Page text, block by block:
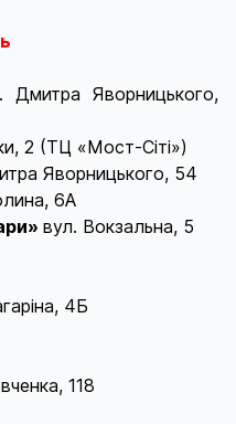
Дмитра Яворницького,
2 (ТЦ «Мост-Сіті»)
Яворницького, 54
6А
вул. Вокзальна, 5
4Б
118